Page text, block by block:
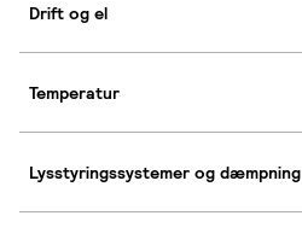
Drift og el
Temperatur
Lysstyringssystemer og dæmpning